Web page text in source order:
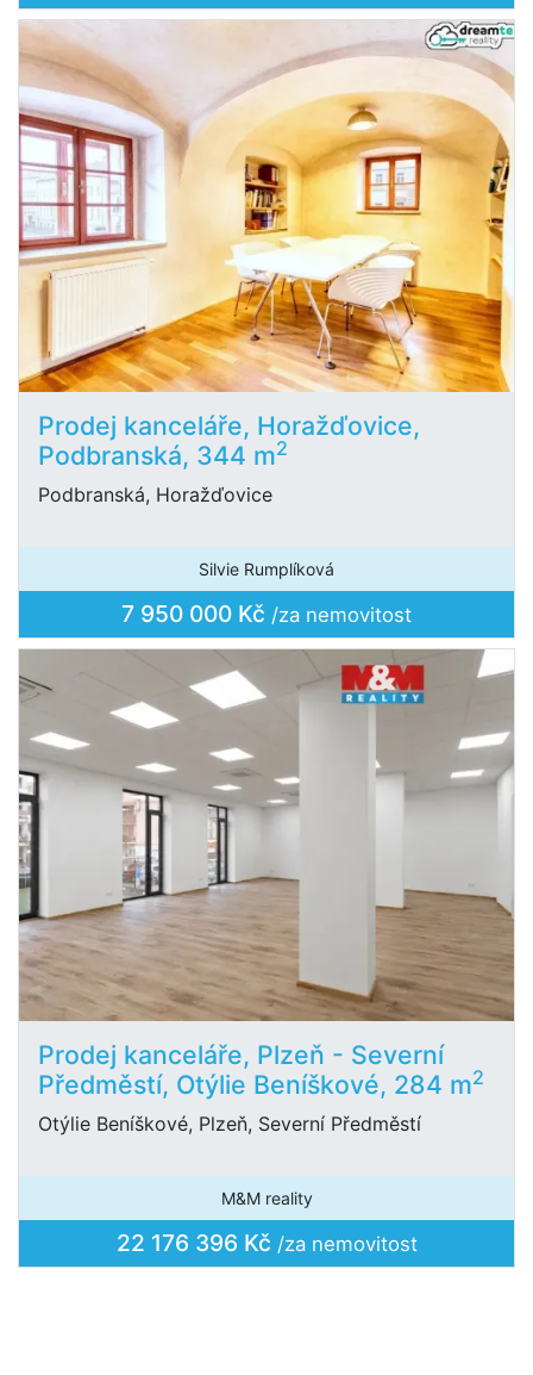
Prodej kanceláře, Horažďovice,
Podbranská, 344 m2
Podbranská, Horažďovice
Silvie Rumplíková
7 950 000 Kč /za nemovitost
Prodej kanceláře, Plzeň - Severní
Předměstí, Otýlie Beníškové, 284 m2
Otýlie Beníškové, Plzeň, Severní Předměstí
M&M reality
22 176 396 Kč /za nemovitost